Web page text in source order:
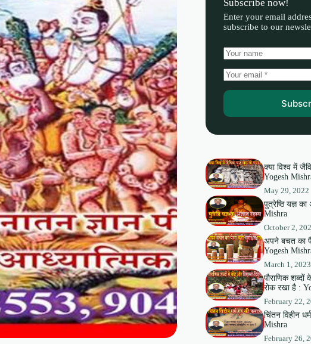
Subscribe now!
Enter your email
subscribe to our
क्या विश्व में
Yogesh
May 29, 2022
पुत्रेष्ठि यज्ञ
Mishra
October 2,
अपने बचत का
Yogesh
March 1, 2023
पौराणिक शब्दों
रोक रखा है :
February 22,
चिंतन विहीन
Mishra
February 26,